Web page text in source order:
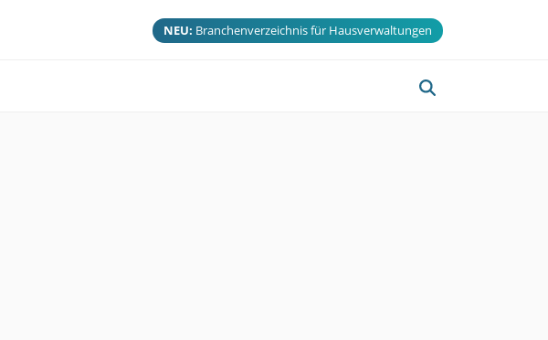
NEU: Branchenverzeichnis für Hausverwaltungen